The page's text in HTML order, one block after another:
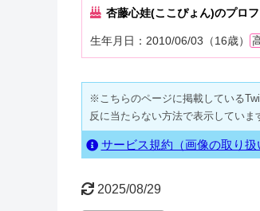
杏藤心娃(ここぴょん)のプロ
生年月日：2010/06/03（16歳）
※こちらのページに掲載している
反に当たらない方法で表示していま
サービス規約（画像の取り
2025/08/29